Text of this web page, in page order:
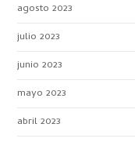
agosto 2023
julio 2023
junio 2023
mayo 2023
abril 2023